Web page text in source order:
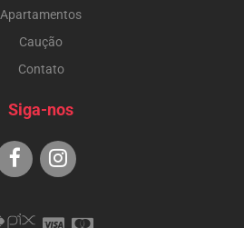
Apartamentos
Caução
Contato
Siga-nos